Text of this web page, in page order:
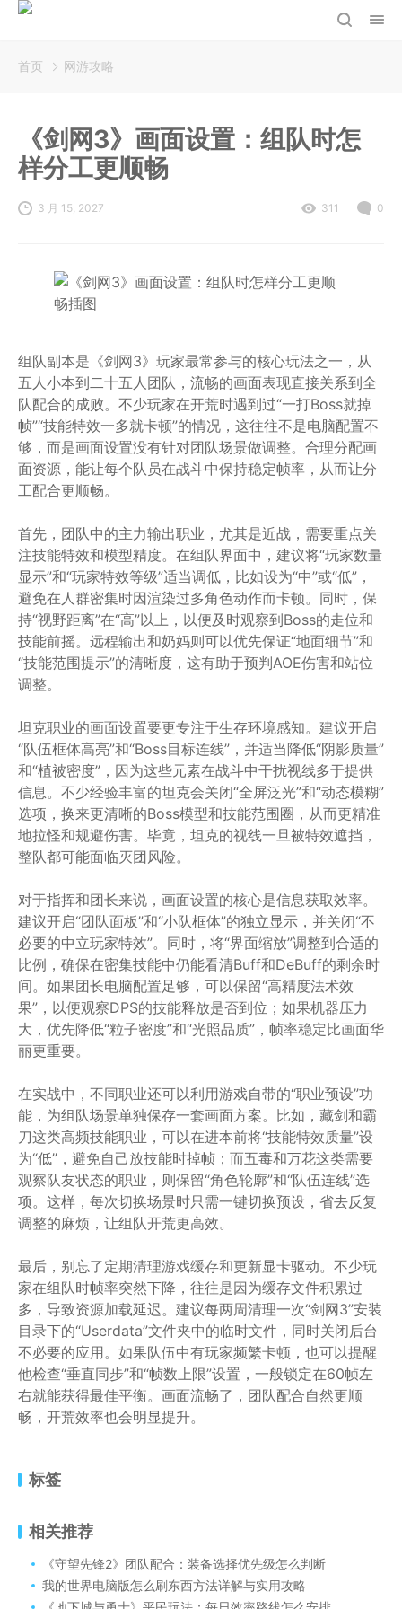
首页 网游攻略
《剑网3》画面设置：组队时怎
样分工更顺畅
3 月 15, 2027 311 0
组队副本是《剑网3》玩家最常参与的核心玩法之一，从
五人小本到二十五人团队，流畅的画面表现直接关系到全
队配合的成败。不少玩家在开荒时遇到过“一打Boss就掉
帧”“技能特效一多就卡顿”的情况，这往往不是电脑配置不
够，而是画面设置没有针对团队场景做调整。合理分配画
面资源，能让每个队员在战斗中保持稳定帧率，从而让分
工配合更顺畅。
首先，团队中的主力输出职业，尤其是近战，需要重点关
注技能特效和模型精度。在组队界面中，建议将“玩家数量
显示”和“玩家特效等级”适当调低，比如设为“中”或“低”，
避免在人群密集时因渲染过多角色动作而卡顿。同时，保
持“视野距离”在“高”以上，以便及时观察到Boss的走位和
技能前摇。远程输出和奶妈则可以优先保证“地面细节”和
“技能范围提示”的清晰度，这有助于预判AOE伤害和站位
调整。
坦克职业的画面设置要更专注于生存环境感知。建议开启
“队伍框体高亮”和“Boss目标连线”，并适当降低“阴影质量”
和“植被密度”，因为这些元素在战斗中干扰视线多于提供
信息。不少经验丰富的坦克会关闭“全屏泛光”和“动态模糊”
选项，换来更清晰的Boss模型和技能范围圈，从而更精准
地拉怪和规避伤害。毕竟，坦克的视线一旦被特效遮挡，
整队都可能面临灭团风险。
对于指挥和团长来说，画面设置的核心是信息获取效率。
建议开启“团队面板”和“小队框体”的独立显示，并关闭“不
必要的中立玩家特效”。同时，将“界面缩放”调整到合适的
比例，确保在密集技能中仍能看清Buff和DeBuff的剩余时
间。如果团长电脑配置足够，可以保留“高精度法术效
果”，以便观察DPS的技能释放是否到位；如果机器压力
大，优先降低“粒子密度”和“光照品质”，帧率稳定比画面华
丽更重要。
在实战中，不同职业还可以利用游戏自带的“职业预设”功
能，为组队场景单独保存一套画面方案。比如，藏剑和霸
刀这类高频技能职业，可以在进本前将“技能特效质量”设
为“低”，避免自己放技能时掉帧；而五毒和万花这类需要
观察队友状态的职业，则保留“角色轮廓”和“队伍连线”选
项。这样，每次切换场景时只需一键切换预设，省去反复
调整的麻烦，让组队开荒更高效。
最后，别忘了定期清理游戏缓存和更新显卡驱动。不少玩
家在组队时帧率突然下降，往往是因为缓存文件积累过
多，导致资源加载延迟。建议每两周清理一次“剑网3”安装
目录下的“Userdata”文件夹中的临时文件，同时关闭后台
不必要的应用。如果队伍中有玩家频繁卡顿，也可以提醒
他检查“垂直同步”和“帧数上限”设置，一般锁定在60帧左
右就能获得最佳平衡。画面流畅了，团队配合自然更顺
畅，开荒效率也会明显提升。
标签
相关推荐
《守望先锋2》团队配合：装备选择优先级怎么判断
我的世界电脑版怎么刷东西方法详解与实用攻略